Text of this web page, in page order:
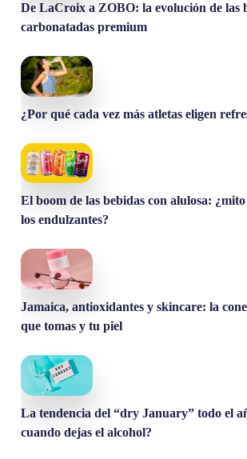
De LaCroix a ZOBO: la evolución de las
carbonatadas premium
¿Por qué cada vez más atletas eligen
El boom de las bebidas con alulosa:
los endulzantes?
Jamaica, antioxidantes y skincare: la
que tomas y tu piel
La tendencia del “dry January” todo el
cuando dejas el alcohol?